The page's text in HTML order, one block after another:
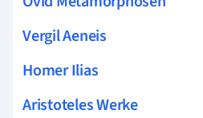
Vergil Aeneis
Homer Ilias
Aristoteles Werke